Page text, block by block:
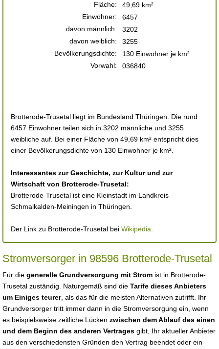
Fläche:
49,69 km²
Einwohner:
6457
davon männlich:
3202
davon weiblich:
3255
Bevölkerungsdichte:
130 Einwohner je km²
Vorwahl:
036840
Brotterode-Trusetal liegt im Bundesland Thüringen. Die rund
6457 Einwohner teilen sich in 3202 männliche und 3255
weibliche auf. Bei einer Fläche von 49,69 km² entspricht dies
einer Bevölkerungsdichte von 130 Einwohner je km².
Interessantes zur Geschichte, zur Kultur und zur
Wirtschaft von Brotterode-Trusetal:
Brotterode-Trusetal ist eine Kleinstadt im Landkreis
Schmalkalden-Meiningen in Thüringen.
Der Link zu Brotterode-Trusetal bei Wikipedia
Stromversorger in 98596 Brotterode-Trusetal
Für die generelle Grundversorgung mit Strom ist in Brotterode-
Trusetal zuständig. Naturgemäß sind die Tarife dieses Anbieters
um Einiges teurer, als das für die meisten Alternativen zutrifft. Ihr
Grundversorger tritt immer dann in die Stromversorgung ein, wenn
es beispielsweise zeitliche Lücken zwischen dem Ablauf des einen
und dem Beginn des anderen Vertrages gibt, Ihr aktueller Anbieter
aus den verschiedensten Gründen den Vertrag beendet oder ein